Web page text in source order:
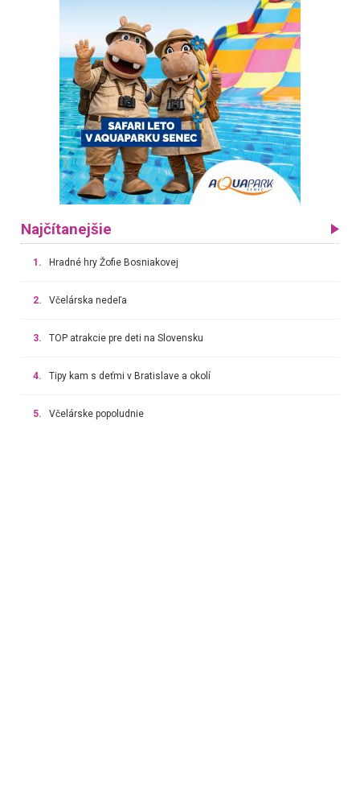
Najčítanejšie
1. Hradné hry Žofie Bosniakovej
2. Včelárska nedeľa
3. TOP atrakcie pre deti na Slovensku
4. Tipy kam s deťmi v Bratislave a okolí
5. Včelárske popoludnie